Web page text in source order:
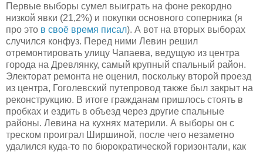
Первые выборы сумел выиграть на фоне рекордно
низкой явки (21,2%) и покупки основного соперника (я
про это в своё время писал). А вот на вторых выборах
случился конфуз. Перед ними Левин решил
отремонтировать улицу Чапаева, ведущую из центра
города на Древлянку, самый крупный спальный район.
Электорат ремонта не оценил, поскольку второй проезд
из центра, Гоголевский путепровод также был закрыт на
реконструкцию. В итоге гражданам пришлось стоять в
пробках и ездить в объезд через другие спальные
районы. Левина на кухнях материли. А выборы он с
треском проиграл Ширшиной, после чего незаметно
удалился куда-то по бюрократической горизонтали, как